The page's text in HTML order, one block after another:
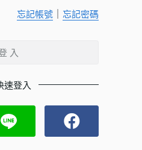
忘記帳號 忘記密碼
入
速登入